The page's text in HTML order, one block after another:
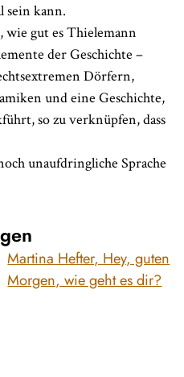
sein kann.
wie gut es Thielemann
der Geschichte –
Dörfern,
und eine Geschichte,
so zu verknüpfen, dass
unaufdringliche Sprache
Martina Hefter, Hey, guten
Morgen, wie geht es dir?